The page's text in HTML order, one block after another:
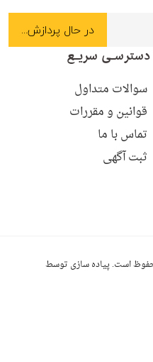
دسترسـی سریـع
سوالات متداول
قوانین و مقررات
تماس با ما
ثبت آگهی
است. پیاده سازی توسط